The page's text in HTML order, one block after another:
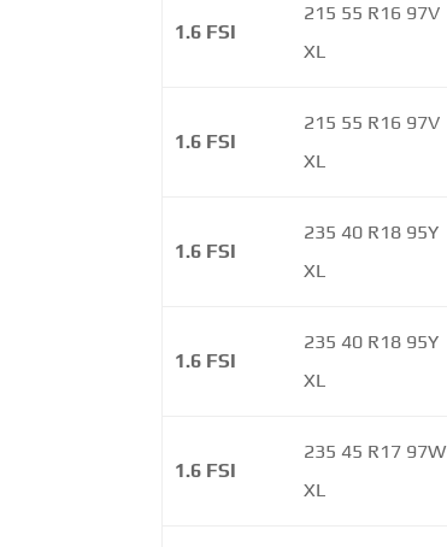
1.6 FSI
215 55 R16 97V
XL
1.6 FSI
215 55 R16 97V
XL
1.6 FSI
235 40 R18 95Y
XL
1.6 FSI
235 40 R18 95Y
XL
1.6 FSI
235 45 R17 97W
XL